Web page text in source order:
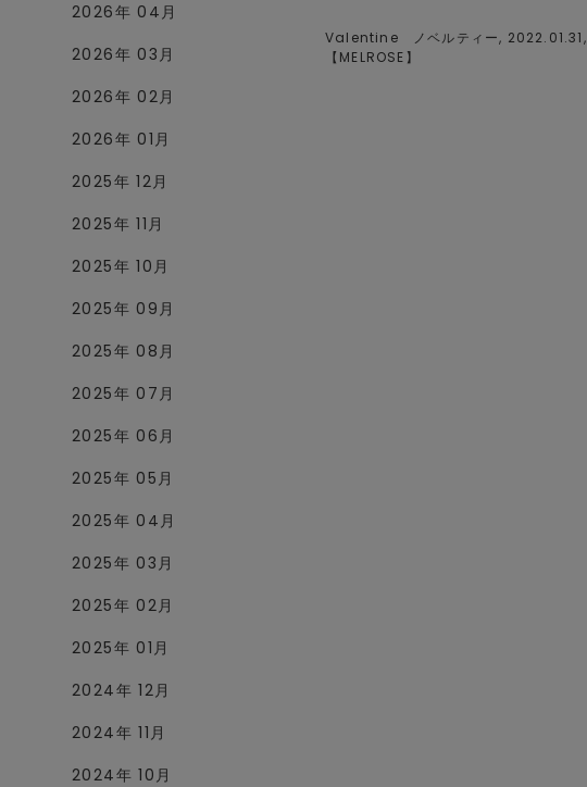
2026年 04月
2026年 03月
2026年 02月
2026年 01月
2025年 12月
2025年 11月
2025年 10月
2025年 09月
2025年 08月
2025年 07月
2025年 06月
2025年 05月
2025年 04月
2025年 03月
2025年 02月
2025年 01月
2024年 12月
2024年 11月
2024年 10月
Valentine ノベルティー, 2022.01.31,
【 MELROSE 】